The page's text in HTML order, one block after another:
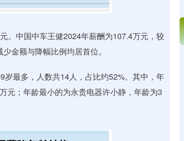
中国中车王健2024年薪酬为107.4万元，较
金额与降幅比例均居首位。
最多，人数共14人，占比约52%。其中，年
元；年龄最小的为永贵电器许小静，年龄为3